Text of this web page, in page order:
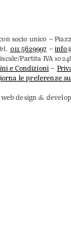
socio unico –
011 5629997 –
Partita IVA
e Condizioni –
le preferenze
design &